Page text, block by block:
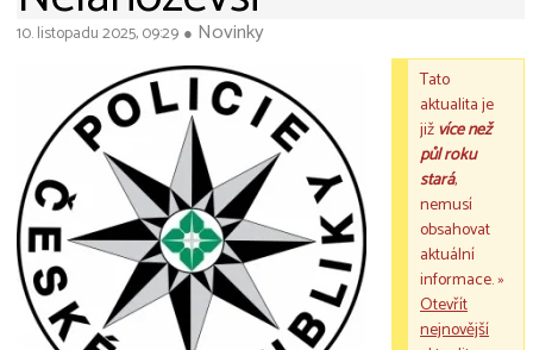
10. listopadu 2025, 09:29 ● Novinky
Tato
aktualita je
jižvíce než
půl roku
stará,
nemusí
obsahovat
aktuální
informace. »
Otevřít
nejnovější